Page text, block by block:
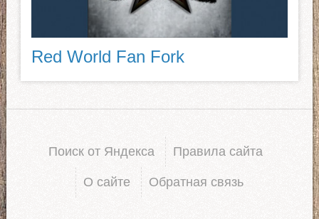
Red World Fan Fork
Поиск от Яндекса Правила сайта
О сайте Обратная связь